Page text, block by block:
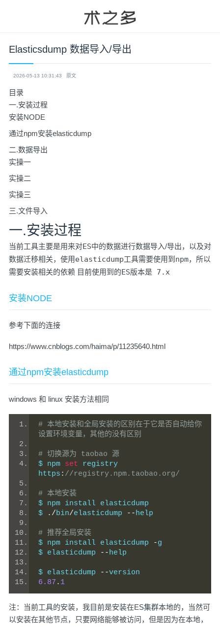
Elasticsdump 数据导入/导出
2026-05-13 10:31:43 原文
目录
一.安装过程
安装NODE
通过npm安装elasticdump
二.数据导出
实操一
实操二
实操三
三.文件导入
一.安装过程
当前工具主要是用来对ES中的数据进行数据导入/导出，以及对
数据迁移相关，使用elasticdump工具需要使用到 npm，所以
需要安装相关的依赖 目前使用到的ES版本是 7.x
安装NODE
参考下面的连接
https://www.cnblogs.com/haima/p/11235640.html
通过npm安装elasticdump
windows 和 linux 安装方法相同
# 本地安装和全局安装的区别在于它是否自动给你
设置环境变量，其他的没有区别
# 切换源为 taobao 源
$ npm set registry
https : //registry.npm.taobao.org/
# 本地安装
$ npm install elasticdump
$
./bin/elasticdump --help
# 推荐全局安装
$ npm install elasticdump
-g
$ elasticdump
--help
$ elasticdump --version
6.87 . 1
注：当前工具的安装，我目前是安装在ES集群本地的，当然可
以安装在其他节点，只要网络能够被访问，但是因为在本地，